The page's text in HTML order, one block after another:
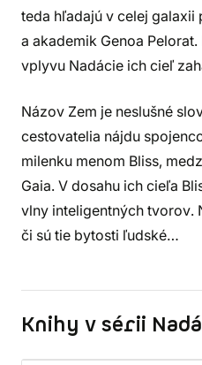
teda hľadajú v celej galaxii
a akademik Genoa
vplyvu Nadácie ich cieľ
Názov Zem je neslušné
cestovatelia nájdu
milenku menom Bliss,
Gaia. V dosahu ich cieľa
vlny inteligentných tvorov.
či sú tie bytosti ľudské…
Knihy v sérii